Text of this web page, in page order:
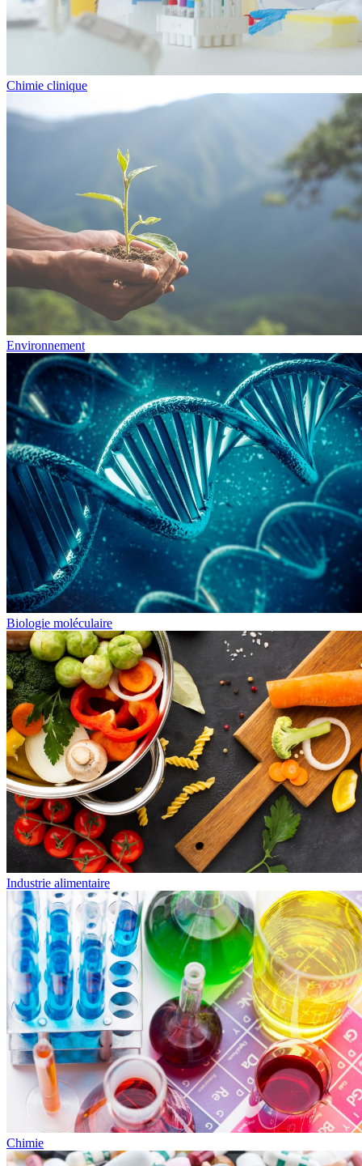
Chimie clinique
Environnement
Biologie moléculaire
Industrie alimentaire
Chimie